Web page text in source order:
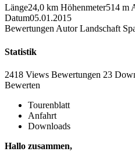
Länge24,0 km Höhenmeter514 m
Datum05.01.2015
Bewertungen Autor Landschaft
Statistik
2418 Views Bewertungen 23
Bewerten
Tourenblatt
Anfahrt
Downloads
Hallo zusammen,